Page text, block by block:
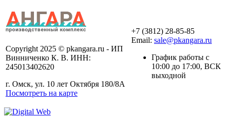
Copyright 2025 © pkangara.ru - ИП
Винниченко К. В. ИНН:
245013402620
г. Омск, ул. 10 лет Октября 180/8А
Посмотреть на карте
+7 (3812) 28-85-85
Email: sale@pkangara.ru
График работы с
10:00 до 17:00, ВСК
выходной